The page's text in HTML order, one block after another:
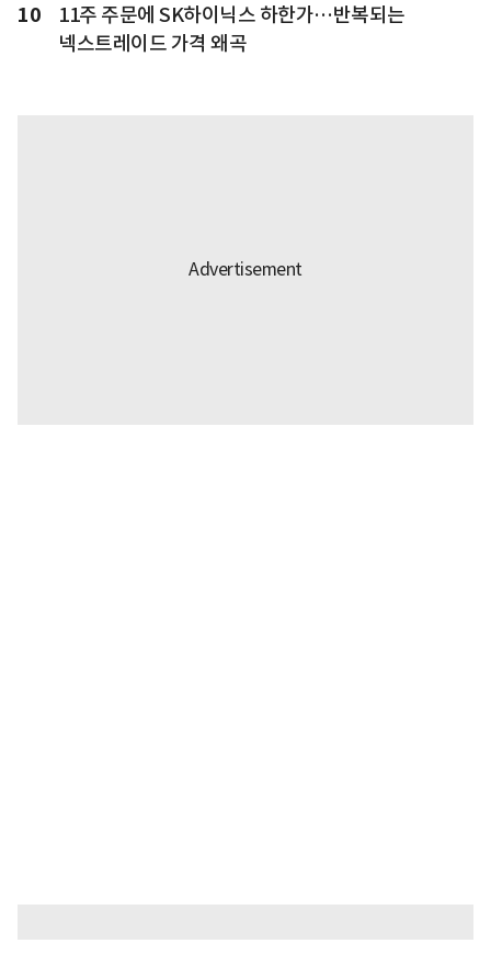
10
11주 주문에 SK하이닉스 하한가…반복되는
넥스트레이드 가격 왜곡